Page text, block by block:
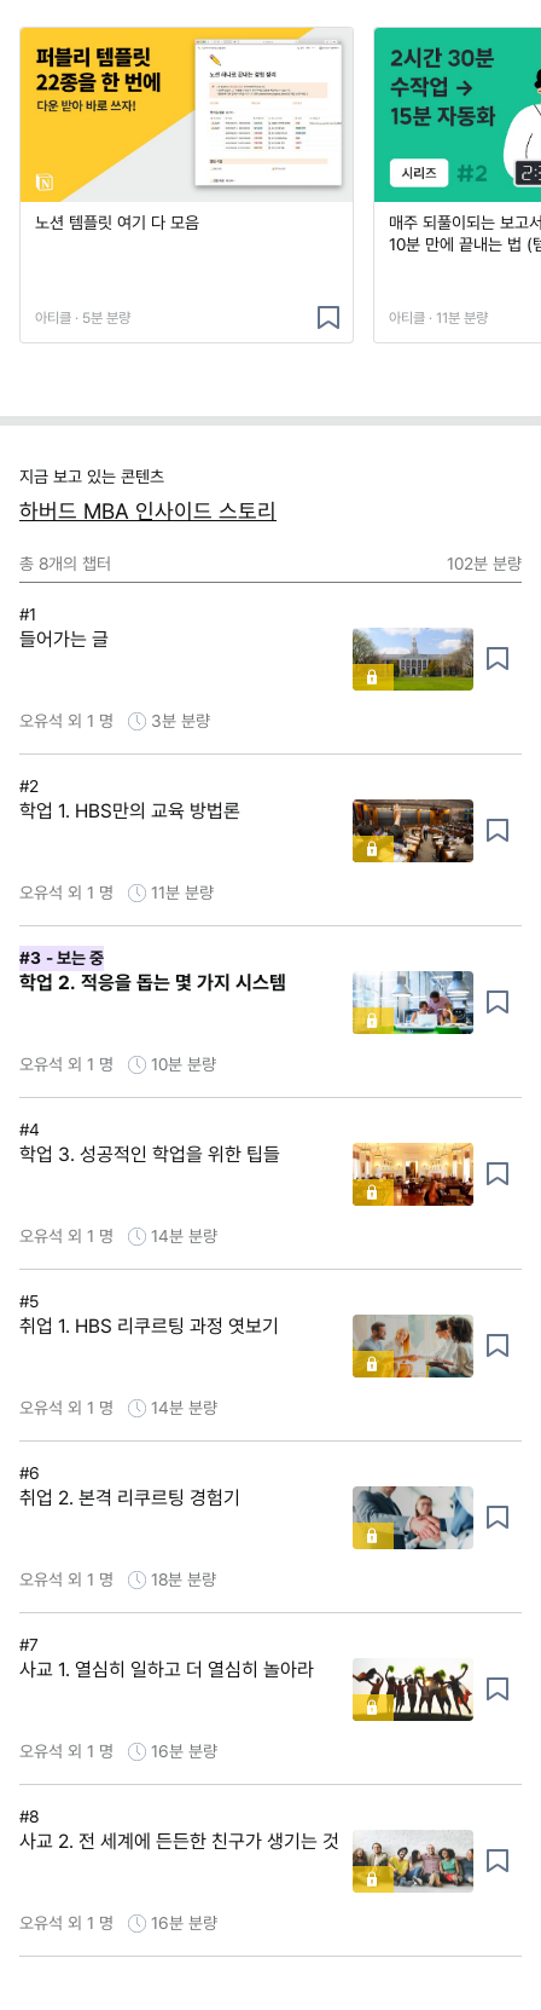
노션 템플릿 여기 다 모음
아티클 · 5분 분량
매주 되풀이되는 보고
10분 만에 끝내는 법 (
아티클 · 11분 분량
지금 보고 있는 콘텐츠
하버드 MBA 인사이드 스토리
총 8개의 챕터 102분 분량
#1
들어가는 글
오유석 외 1 명 3분 분량
#2
학업 1. HBS만의 교육 방법론
오유석 외 1 명 11분 분량
#3 - 보는 중
학업 2. 적응을 돕는 몇 가지 시스템
오유석 외 1 명 10분 분량
#4
학업 3. 성공적인 학업을 위한 팁들
오유석 외 1 명 14분 분량
#5
취업 1. HBS 리쿠르팅 과정 엿보기
오유석 외 1 명 14분 분량
#6
취업 2. 본격 리쿠르팅 경험기
오유석 외 1 명 18분 분량
#7
사교 1. 열심히 일하고 더 열심히 놀아라
오유석 외 1 명 16분 분량
#8
사교 2. 전 세계에 든든한 친구가 생기는 것
오유석 외 1 명 16분 분량